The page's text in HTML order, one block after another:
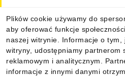
Plików cookie używamy do
aby oferować funkcje
naszej witrynie. Informacje o
witryny, udostępniamy partnerom
reklamowym i analitycznym.
informacje z innymi danymi
Informacje
Pobierz naszą